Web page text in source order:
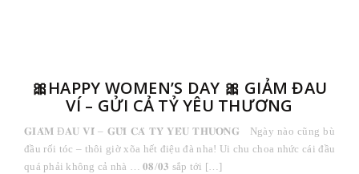
🎀HAPPY WOMEN’S DAY 🎀 GIẢM ĐAU
VÍ – GỬI CẢ TỶ YÊU THƯƠNG
𝐆𝐈𝐀̉𝐌 Đ𝐀𝐔 𝐕𝐈́ – 𝐆𝐔̛̉𝐈 𝐂𝐀̉ 𝐓𝐘̉ 𝐘𝐄̂𝐔 𝐓𝐇𝐔̛𝐎̛𝐍𝐆 Ngày nào cũng bù
đầu rối tóc – thôi giờ xõa hết điệu đà nha! Ui chu choa nhức cái đầu
quá phải không cả nhà … 𝟎𝟖/𝟎𝟑 sắp tới […]